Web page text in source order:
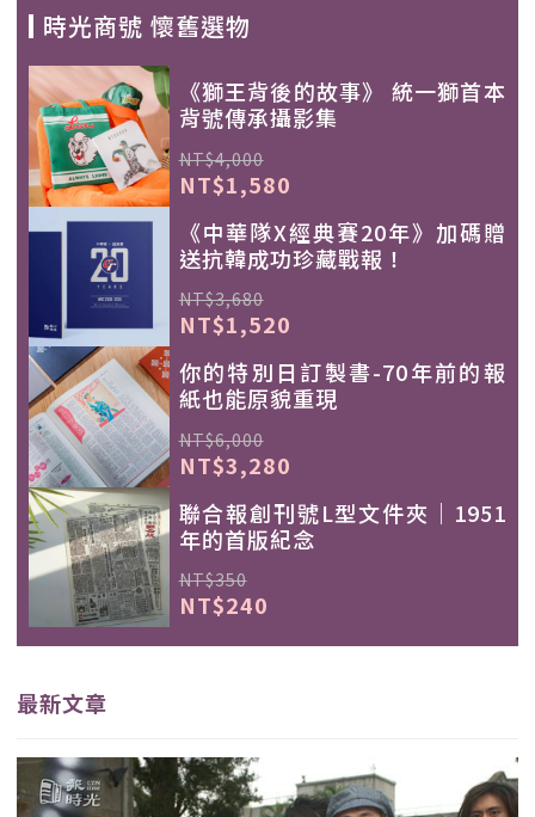
時光商號 懷舊選物
《獅王背後的故事》 統一獅首本
背號傳承攝影集
NT$4,000
NT$1,580
《中華隊X經典賽20年》加碼贈
送抗韓成功珍藏戰報！
NT$3,680
NT$1,520
你的特別日訂製書-70年前的報
紙也能原貌重現
NT$6,000
NT$3,280
聯合報創刊號L型文件夾｜1951
年的首版紀念
NT$350
NT$240
最新文章